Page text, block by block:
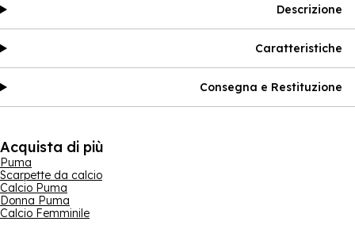
Descrizione
Caratteristiche
Consegna e Restituzione
Acquista di più
Puma
Scarpette da calcio
Calcio Puma
Donna Puma
Calcio Femminile